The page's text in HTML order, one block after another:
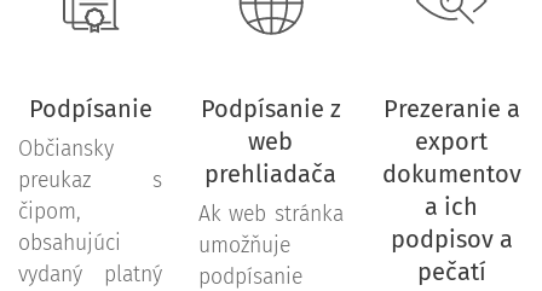
Podpísanie
Občiansky
preukaz s
čipom,
obsahujúci
vydaný platný
Podpísanie z
web
prehliadača
Ak web stránka
umožňuje
podpísanie
Prezeranie a
export
dokumentov
a ich
podpisov a
pečatí